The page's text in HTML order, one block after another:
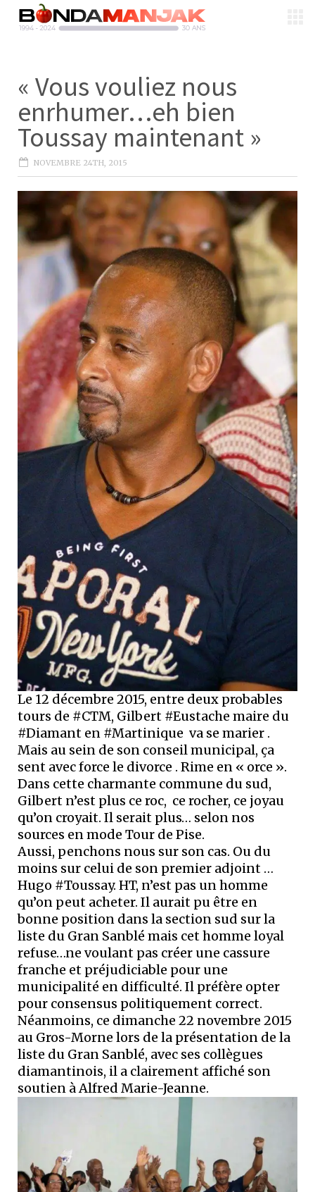
« Vous vouliez nous
enrhumer…eh bien
Toussay maintenant »
NOVEMBRE 24TH, 2015
Le 12 décembre 2015, entre deux probables
tours de #CTM, Gilbert #Eustache maire du
#Diamant en #Martinique va se marier .
Mais au sein de son conseil municipal, ça
sent avec force le divorce . Rime en « orce ».
Dans cette charmante commune du sud,
Gilbert n’est plus ce roc, ce rocher, ce joyau
qu’on croyait. Il serait plus… selon nos
sources en mode Tour de Pise.
Aussi, penchons nous sur son cas. Ou du
moins sur celui de son premier adjoint …
Hugo #Toussay. HT, n’est pas un homme
qu’on peut acheter. Il aurait pu être en
bonne position dans la section sud sur la
liste du Gran Sanblé mais cet homme loyal
refuse…ne voulant pas créer une cassure
franche et préjudiciable pour une
municipalité en difficulté. Il préfère opter
pour consensus politiquement correct.
Néanmoins, ce dimanche 22 novembre 2015
au Gros-Morne lors de la présentation de la
liste du Gran Sanblé, avec ses collègues
diamantinois, il a clairement affiché son
soutien à Alfred Marie-Jeanne.